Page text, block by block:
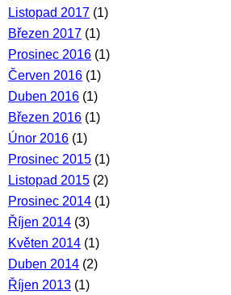
Listopad 2017 (1)
Březen 2017 (1)
Prosinec 2016 (1)
Červen 2016 (1)
Duben 2016 (1)
Březen 2016 (1)
Únor 2016 (1)
Prosinec 2015 (1)
Listopad 2015 (2)
Prosinec 2014 (1)
Říjen 2014 (3)
Květen 2014 (1)
Duben 2014 (2)
Říjen 2013 (1)